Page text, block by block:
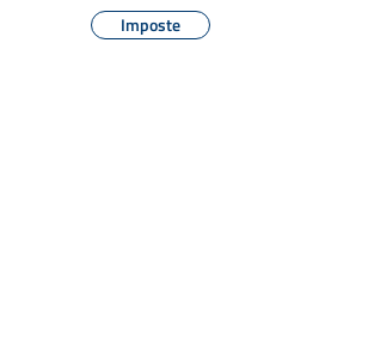
Imposte